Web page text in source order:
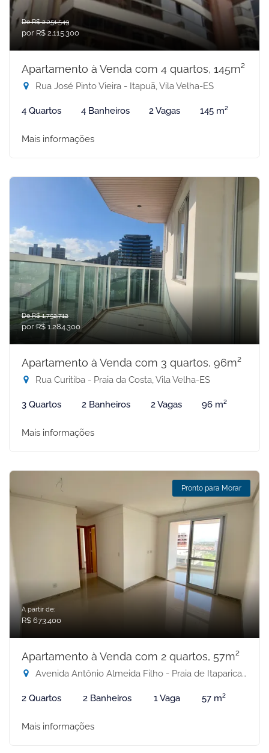
De R$ 2.251.549
por R$ 2.115.300
Apartamento à Venda com 4 quartos, 145m²
Rua José Pinto Vieira - Itapuã, Vila Velha-ES
4 Quartos 4 Banheiros 2 Vagas 145 m²
Mais informações
De R$ 1.752.712
por R$ 1.284.300
Apartamento à Venda com 3 quartos, 96m²
Rua Curitiba - Praia da Costa, Vila Velha-ES
3 Quartos 2 Banheiros 2 Vagas 96 m²
Mais informações
Pronto para Morar
A partir de:
R$ 673.400
Apartamento à Venda com 2 quartos, 57m²
Avenida Antônio Almeida Filho - Praia de Itaparica, Vila Velha-ES
2 Quartos 2 Banheiros 1 Vaga 57 m²
Mais informações